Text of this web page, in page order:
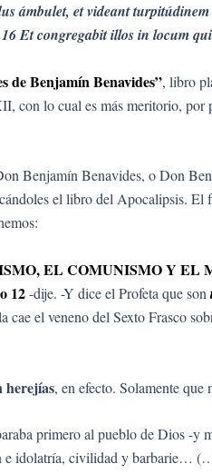
ámbulet, et videant
16 Et congregabit illos in locum
de Benjamín Benavides”, libro
con lo cual es más meritorio, por
Benjamín Benavides, o Don
el libro del Apocalipsis.
EL COMUNISMO Y EL
12-dije. -Y dice el Profeta que son
cae el veneno del Sexto Frasco
herejías, en efecto. Solamente
primero al pueblo de Dios -
e idolatría, civilidad y barbarie…